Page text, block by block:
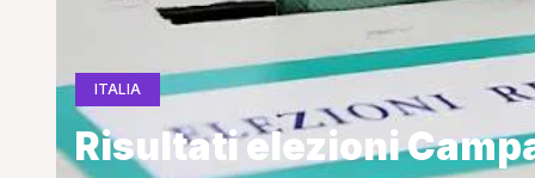
ITALIA
Risultati elezioni